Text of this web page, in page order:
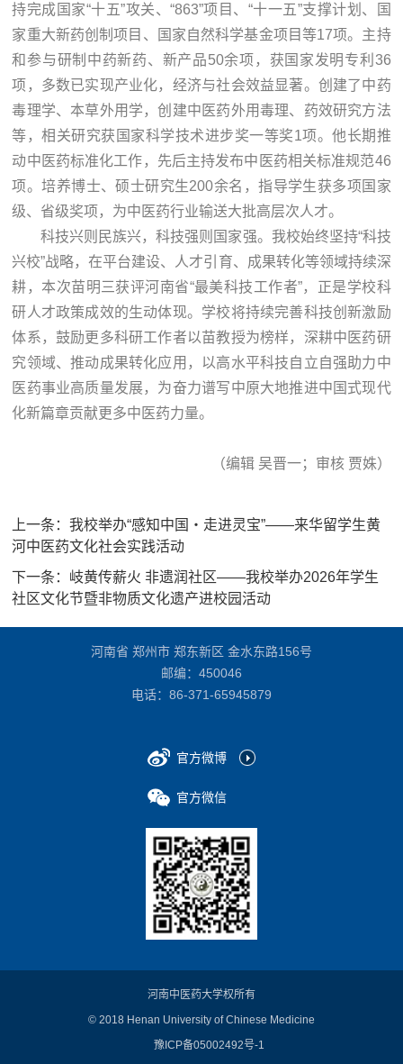
持完成国家“十五”攻关、“863”项目、“十一五”支撑计划、国
家重大新药创制项目、国家自然科学基金项目等17项。主持
和参与研制中药新药、新产品50余项，获国家发明专利36
项，多数已实现产业化，经济与社会效益显著。创建了中药
毒理学、本草外用学，创建中医药外用毒理、药效研究方法
等，相关研究获国家科学技术进步奖一等奖1项。他长期推
动中医药标准化工作，先后主持发布中医药相关标准规范46
项。培养博士、硕士研究生200余名，指导学生获多项国家
级、省级奖项，为中医药行业输送大批高层次人才。
科技兴则民族兴，科技强则国家强。我校始终坚持“科技
兴校”战略，在平台建设、人才引育、成果转化等领域持续深
耕，本次苗明三获评河南省“最美科技工作者”，正是学校科
研人才政策成效的生动体现。学校将持续完善科技创新激励
体系，鼓励更多科研工作者以苗教授为榜样，深耕中医药研
究领域、推动成果转化应用，以高水平科技自立自强助力中
医药事业高质量发展，为奋力谱写中原大地推进中国式现代
化新篇章贡献更多中医药力量。
（编辑 吴晋一；审核 贾姝）
上一条：我校举办“感知中国・走进灵宝”——来华留学生黄
河中医药文化社会实践活动
下一条： 岐黄传薪火 非遗润社区——我校举办2026年学生
社区文化节暨非物质文化遗产进校园活动
河南省 郑州市 郑东新区 金水东路156号
邮编：450046
电话： 86-371-65945879
官方微博
官方微信
河南中医药大学权所有
© 2018 Henan University of Chinese Medicine
豫ICP备05002492号-1